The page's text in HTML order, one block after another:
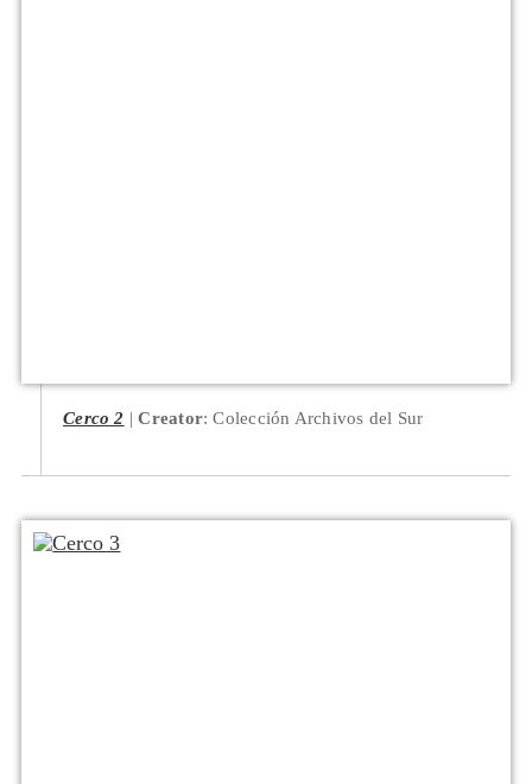
Cerco 2 Creator: Colección Archivos del Sur